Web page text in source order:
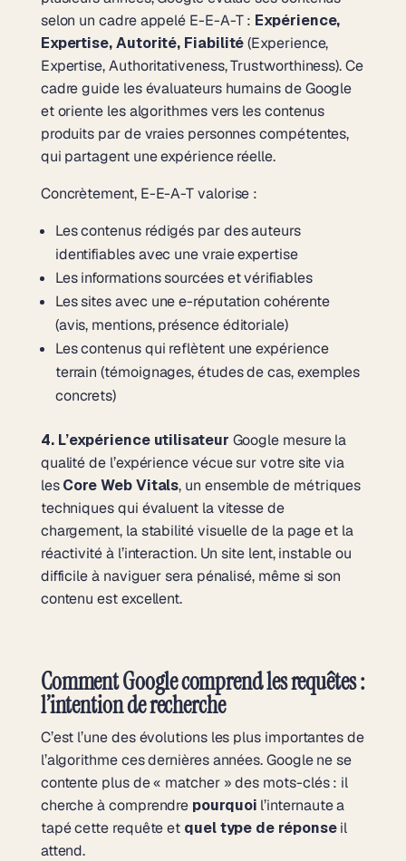
selon un cadre appelé E-E-A-T : Expérience,
Expertise, Autorité, Fiabilité(Experience,
Expertise, Authoritativeness, Trustworthiness). Ce
cadre guide les évaluateurs humains de Google
et oriente les algorithmes vers les contenus
produits par de vraies personnes compétentes,
qui partagent une expérience réelle.
Concrètement, E-E-A-T valorise :
Les contenus rédigés par des auteurs
identifiables avec une vraie expertise
Les informations sourcées et vérifiables
Les sites avec une e-réputation cohérente
(avis, mentions, présence éditoriale)
Les contenus qui reflètent une expérience
terrain (témoignages, études de cas, exemples
concrets)
4. L’expérience utilisateur Google mesure la
qualité de l’expérience vécue sur votre site via
lesCore Web Vitals, un ensemble de métriques
techniques qui évaluent la vitesse de
chargement, la stabilité visuelle de la page et la
réactivité à l’interaction. Un site lent, instable ou
difficile à naviguer sera pénalisé, même si son
contenu est excellent.
Comment Google comprend les requêtes :
l’intention de recherche
C’est l’une des évolutions les plus importantes de
l’algorithme ces dernières années. Google ne se
contente plus de « matcher » des mots-clés : il
cherche à comprendre pourquoi l’internaute a
tapé cette requête et quel type de réponseil
attend.